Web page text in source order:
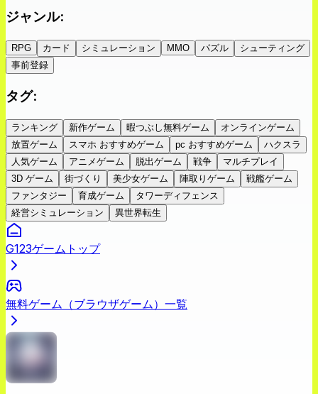
ジャンル:
RPG カード シミュレーション MMO パズル
シューティング
事前登録
タグ:
ランキング 新作ゲーム 暇つぶし無料ゲーム
オンラインゲーム
放置ゲーム
スマホ おすすめゲーム pc おすすめゲーム
ハクスラ
人気ゲーム
アニメゲーム 脱出ゲーム 戦争
マルチプレイ
3D ゲーム
街づくり 美少女ゲーム 陣取りゲーム
戦艦ゲーム
ファンタジー
育成ゲーム
タワーディフェンス
経営シミュレーション
異世界転生
G123ゲームトップ
無料ゲーム（ブラウザゲーム）一覧